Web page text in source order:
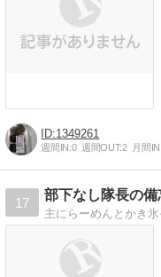
1349261
週間IN:0 週間OUT:2 月間IN:
17
部下なし隊長の備
主にらーめんとかき